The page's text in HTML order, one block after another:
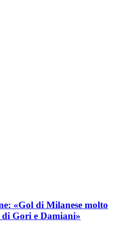
«Gol di Milanese molto
Gori e Damiani»